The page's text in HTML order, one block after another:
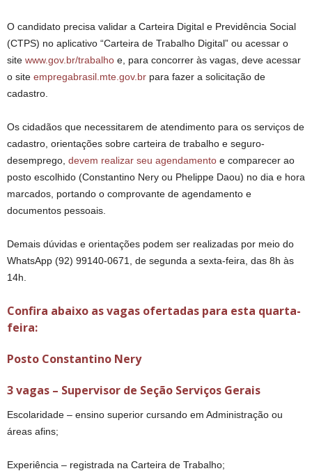
O candidato precisa validar a Carteira Digital e Previdência Social
(CTPS) no aplicativo “Carteira de Trabalho Digital” ou acessar o
site www.gov.br/trabalho e, para concorrer às vagas, deve acessar
o site empregabrasil.mte.gov.br para fazer a solicitação de
cadastro.
Os cidadãos que necessitarem de atendimento para os serviços de
cadastro, orientações sobre carteira de trabalho e seguro-
desemprego, devem realizar seu agendamento e comparecer ao
posto escolhido (Constantino Nery ou Phelippe Daou) no dia e hora
marcados, portando o comprovante de agendamento e
documentos pessoais.
Demais dúvidas e orientações podem ser realizadas por meio do
WhatsApp (92) 99140-0671, de segunda a sexta-feira, das 8h às
14h.
Confira abaixo as vagas ofertadas para esta quarta-
feira:
Posto Constantino Nery
3 vagas – Supervisor de Seção Serviços Gerais
Escolaridade – ensino superior cursando em Administração ou
áreas afins;
Experiência – registrada na Carteira de Trabalho;